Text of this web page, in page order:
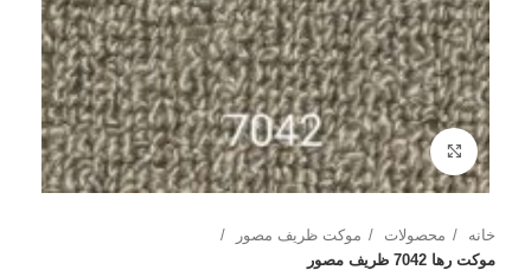
بزرگنمایی تصویر
خانه محصولات
موکت ظریف مصور
موکت رها 7042 ظریف مصور